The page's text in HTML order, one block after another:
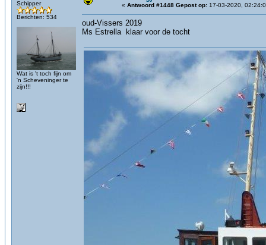
Schipper
Berichten: 534
Wat is 't toch fijn om
'n Scheveninger te
zijn!!!
« Antwoord #1448 Gepost op: 17-03-2020,
oud-Vissers 2019
Ms Estrella klaar voor de tocht